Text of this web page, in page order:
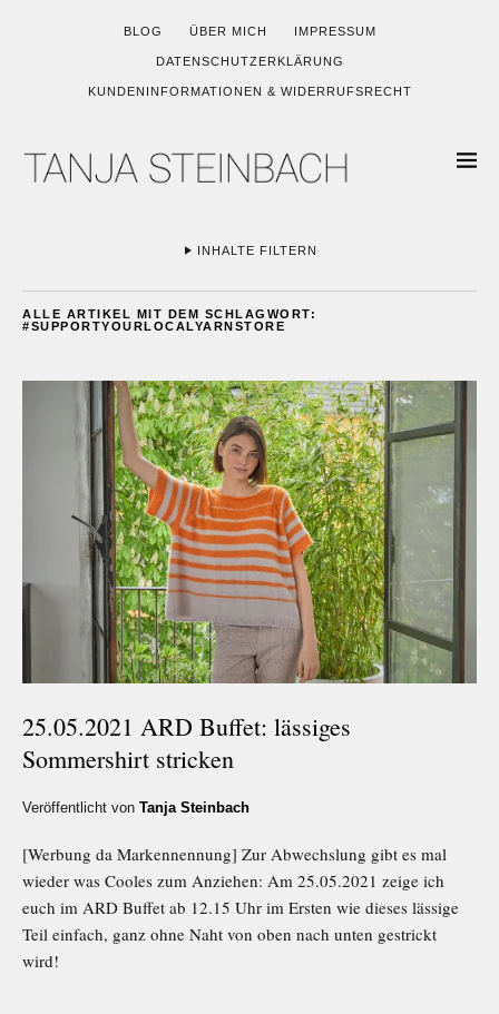
BLOG ÜBER MICH IMPRESSUM
DATENSCHUTZERKLÄRUNG
KUNDENINFORMATIONEN & WIDERRUFSRECHT
INHALTE FILTERN
ALLE ARTIKEL MIT DEM SCHLAGWORT:
#SUPPORTYOURLOCALYARNSTORE
25.05.2021 ARD Buffet: lässiges
Sommershirt stricken
Veröffentlicht von Tanja Steinbach
[Werbung da Markennennung] Zur Abwechslung gibt es mal
wieder was Cooles zum Anziehen: Am 25.05.2021 zeige ich
euch im ARD Buffet ab 12.15 Uhr im Ersten wie dieses lässige
Teil einfach, ganz ohne Naht von oben nach unten gestrickt
wird!